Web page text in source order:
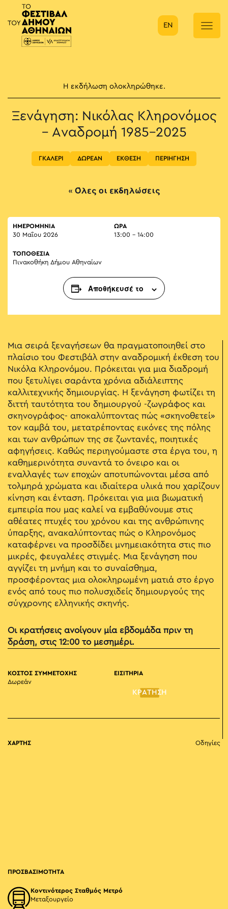
Κύρια πλοήγηση
EN
Η εκδήλωση ολοκληρώθηκε.
Ξενάγηση: Νικόλας Κληρονόμος
– Αναδρομή 1985-2025
ΓΚΑΛΕΡΙ ΔΩΡΕΑΝ ΕΚΘΕΣΗ ΠΕΡΙΗΓΗΣΗ
« Όλες οι εκδηλώσεις
ΗΜΕΡΟΜΗΝΙΑ
30 Μαΐου 2026
ΏΡΑ
13:00 - 14:00
ΤΟΠΟΘΕΣΙΑ
Πινακοθήκη Δήμου Αθηναίων
Αποθήκευσέ το
Μια σειρά ξεναγήσεων θα πραγματοποιηθεί στο
πλαίσιο του Φεστιβάλ στην αναδρομική έκθεση του
Νικόλα Κληρονόμου. Πρόκειται για μια διαδρομή
που ξετυλίγει σαράντα χρόνια αδιάλειπτης
καλλιτεχνικής δημιουργίας. Η ξενάγηση φωτίζει τη
διττή ταυτότητα του δημιουργού -ζωγράφος και
σκηνογράφος- αποκαλύπτοντας πώς «σκηνοθετεί»
τον καμβά του, μετατρέποντας εικόνες της πόλης
και των ανθρώπων της σε ζωντανές, ποιητικές
αφηγήσεις. Καθώς περιηγούμαστε στα έργα του, η
καθημερινότητα συναντά το όνειρο και οι
εναλλαγές των εποχών αποτυπώνονται μέσα από
τολμηρά χρώματα και ιδιαίτερα υλικά που χαρίζουν
κίνηση και ένταση. Πρόκειται για μια βιωματική
εμπειρία που μας καλεί να εμβαθύνουμε στις
αθέατες πτυχές του χρόνου και της ανθρώπινης
ύπαρξης, ανακαλύπτοντας πώς ο Κληρονόμος
καταφέρνει να προσδίδει μνημειακότητα στις πιο
μικρές, φευγαλέες στιγμές. Μια ξενάγηση που
αγγίζει τη μνήμη και το συναίσθημα,
προσφέροντας μια ολοκληρωμένη ματιά στο έργο
ενός από τους πιο πολυσχιδείς δημιουργούς της
σύγχρονης ελληνικής σκηνής.
Οι κρατήσεις ανοίγουν μία εβδομάδα πριν τη
δράση, στις 12:00 το μεσημέρι.
ΚΟΣΤΟΣ ΣΥΜΜΕΤΟΧΗΣ
Δωρεάν
ΕΙΣΙΤΗΡΙΑ
ΚΡΑΤΗΣΗ
ΧΑΡΤΗΣ Οδηγίες
ΠΡΟΣΒΑΣΙΜΟΤΗΤΑ
Κοντινότερος Σταθμός Μετρό
Μεταξουργείο